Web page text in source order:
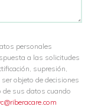
personales
a las solicitudes
supresión,
objeto de decisiones
sus datos cuando